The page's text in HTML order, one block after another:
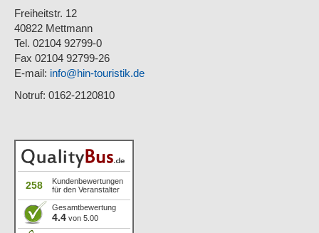
Freiheitstr. 12
40822 Mettmann
Tel. 02104 92799-0
Fax 02104 92799-26
E-mail: info@hin-touristik.de
Notruf: 0162-2120810
258
Kundenbewertungen
für den Veranstalter
Gesamtbewertung
4.4 von 5.00